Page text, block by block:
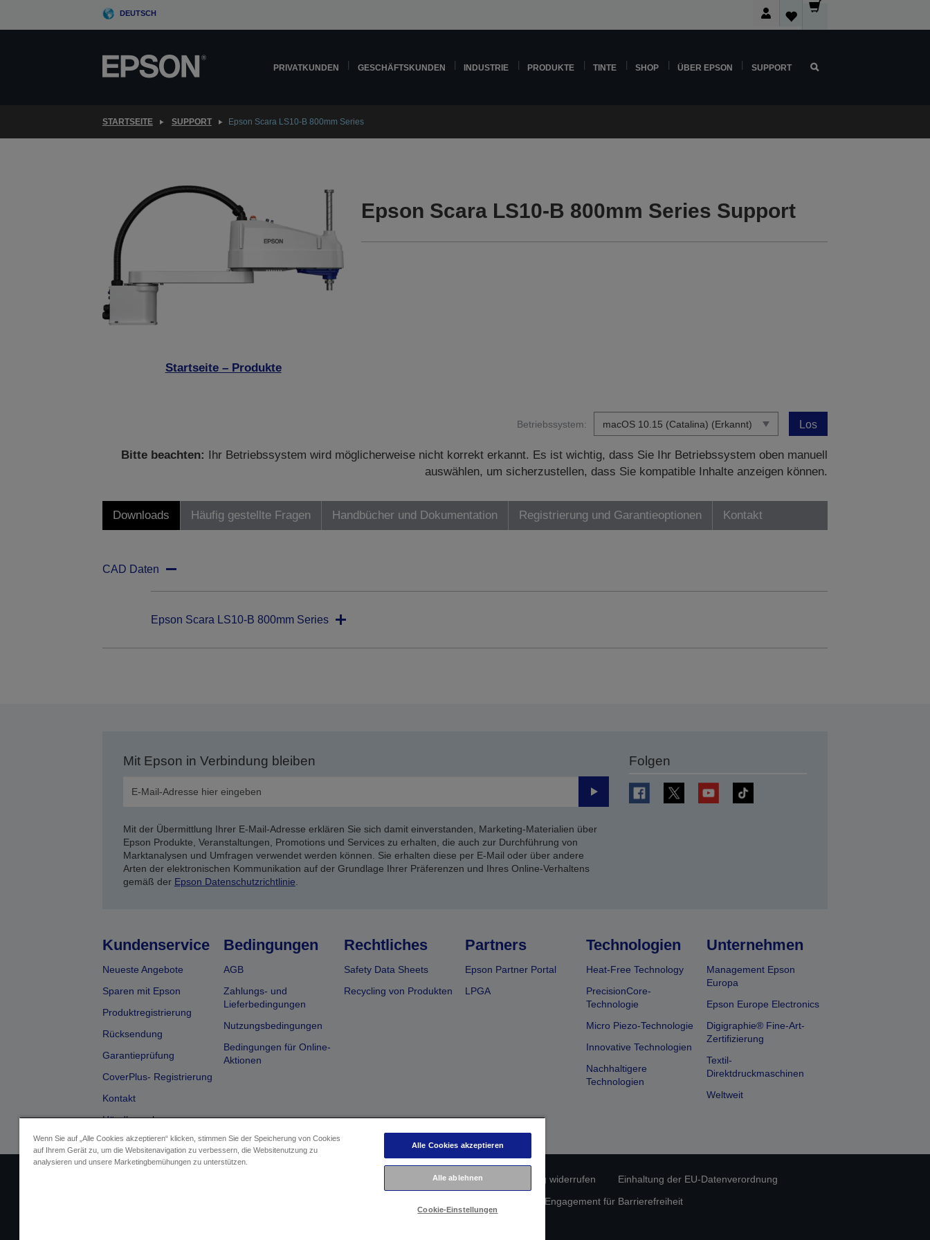
DEUTSCH
PRIVATKUNDEN GESCHÄFTSKUNDEN INDUSTRIE PRODUKTE TINTE SHOP ÜBER EPSON SUPPORT
STARTSEITE SUPPORT Epson Scara LS10-B 800mm Series
Startseite – Produkte
Epson Scara LS10-B 800mm Series Support
Betriebssystem: Los
Bitte beachten:
Ihr Betriebssystem wird möglicherweise nicht korrekt erkannt. Es ist wichtig, dass Sie Ihr Betriebssystem oben manuell
auswählen, um sicherzustellen, dass Sie kompatible Inhalte anzeigen können.
Downloads Häufig gestellte Fragen Handbücher und Dokumentation Registrierung und Garantieoptionen Kontakt
CAD Daten
Epson Scara LS10-B 800mm Series
Mit Epson in Verbindung bleiben
Senden
Mit der Übermittlung Ihrer E-Mail-Adresse erklären Sie sich damit einverstanden, Marketing-Materialien über
Epson Produkte, Veranstaltungen, Promotions und Services zu erhalten, die auch zur Durchführung von
Marktanalysen und Umfragen verwendet werden können. Sie erhalten diese per E-Mail oder über andere
Arten der elektronischen Kommunikation auf der Grundlage Ihrer Präferenzen und Ihres Online-Verhaltens
gemäß der Epson Datenschutzrichtlinie.
Folgen
Kundenservice
Neueste Angebote
Sparen mit Epson
Produktregistrierung
Rücksendung
Garantieprüfung
CoverPlus- Registrierung
Kontakt
Händlersuche
Bedingungen
AGB
Zahlungs- und
Lieferbedingungen
Nutzungsbedingungen
Bedingungen für Online-
Aktionen
Rechtliches
Safety Data Sheets
Recycling von Produkten
Partners
Epson Partner Portal
LPGA
Technologien
Heat-Free Technology
PrecisionCore-
Technologie
Micro Piezo-Technologie
Innovative Technologien
Nachhaltigere
Technologien
Unternehmen
Management Epson
Europa
Epson Europe Electronics
Digigraphie® Fine-Art-
Zertifizierung
Textil-
Direktdruckmaschinen
Weltweit
Datenschutzerklärung Vertrag widerrufen
Einhaltung der EU-Datenverordnung
Epson Engagement für Barrierefreiheit
Wenn Sie auf „Alle Cookies akzeptieren“ klicken, stimmen Sie der Speicherung von Cookies
auf Ihrem Gerät zu, um die Websitenavigation zu verbessern, die Websitenutzung zu
analysieren und unsere Marketingbemühungen zu unterstützen.
Alle Cookies akzeptieren
Alle ablehnen
Cookie-Einstellungen